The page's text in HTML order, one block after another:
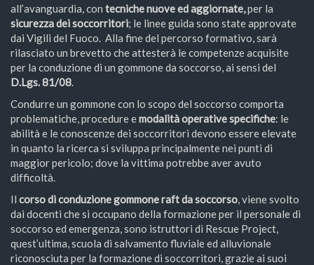
all’avanguardia, con tecniche nuove ed aggiornate,per la
sicurezza dei soccorritori; le linee guida sono state approvate
dai Vigili del Fuoco. Alla fine del percorso formativo, sarà
rilasciato un brevetto che attesterà le competenze acquisite
per la conduzione di un gommone da soccorso, ai sensi del
D.Lgs. 81/08.
Condurre un gommone con lo scopo del soccorso comporta
problematiche, procedure emodalità operative specifiche: le
abilità e le conoscenze dei soccorritori devono essere elevate
in quanto la ricerca si sviluppa principalmente nei punti di
maggior pericolo; dove la vittima potrebbe aver avuto
difficoltà.
Il corso di conduzione gommone raft da soccorso, viene svolto
dai docenti che si occupano della formazione per il personale di
soccorso ed emergenza, sono istruttori di Rescue Project,
quest’ultima, scuola di salvamento fluviale ed alluvionale
riconosciuta per la formazione di soccorritori, grazie ai suoi